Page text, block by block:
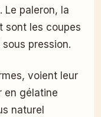
Le paleron, la
sont les coupes
pression.
voient leur
en gélatine
naturel